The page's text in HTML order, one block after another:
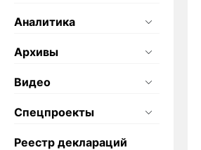
Аналитика
Архивы
Видео
Спецпроекты
Реестр деклараций